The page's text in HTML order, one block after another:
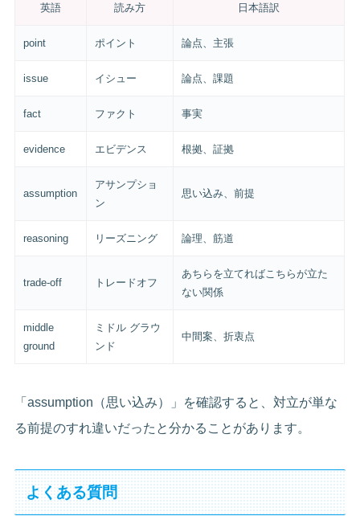
英語 読み方 日本語訳
point ポイント 論点、主張
issue イシュー 論点、課題
fact ファクト 事実
evidence エビデンス 根拠、証拠
assumption
アサンプショ
ン
思い込み、前提
reasoning リーズニング 論理、筋道
trade-off トレードオフ
あちらを立てればこちらが立た
ない関係
middle
ground
ミドル グラウ
ンド
中間案、折衷点
「assumption（思い込み）」を確認すると、対立が単な
る前提のすれ違いだったと分かることがあります。
よくある質問